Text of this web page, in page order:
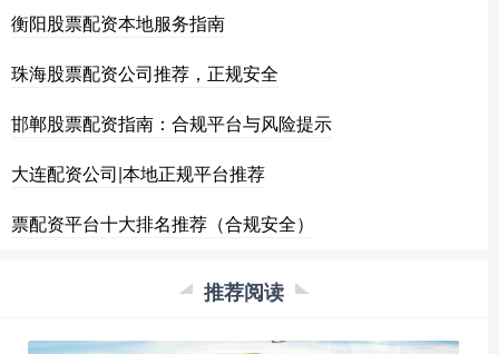
衡阳股票配资本地服务指南
珠海股票配资公司推荐，正规安全
邯郸股票配资指南：合规平台与风险提示
大连配资公司|本地正规平台推荐
票配资平台十大排名推荐（合规安全）
推荐阅读